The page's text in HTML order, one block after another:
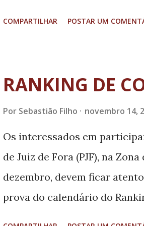
Plano de Cargos e Salários.
grande número de
busca de respostas pelo
Plano de Cargos aprovado
sindicato que representa a
indignação dos
COMPARTILHAR POSTAR UM
RANKING DE
Por Sebastião Filho novembro 14,
Os interessados em
de Juiz de Fora (PJF), na
dezembro, devem ficar
prova do calendário do